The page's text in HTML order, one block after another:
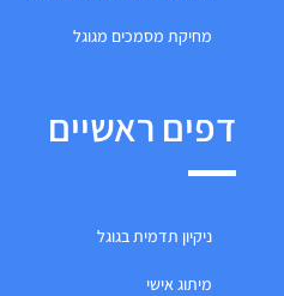
מחיקת מסמכים מגוגל
דפים ראשיים
ניקיון תדמית בגוגל
מיתוג אישי